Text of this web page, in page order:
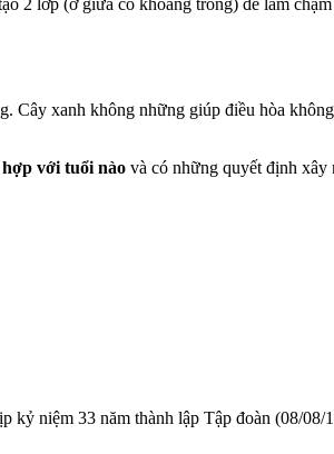
xanh không những giúp điều hòa
với tuổi nào và có những quyết định xây
niệm 33 năm thành lập Tập đoàn (08/